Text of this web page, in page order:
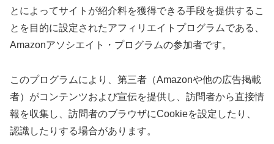
とによってサイトが紹介料を獲得できる手段を提供するこ
とを目的に設定されたアフィリエイトプログラムである、
Amazonアソシエイト・プログラムの参加者です。
このプログラムにより、第三者（Amazonや他の広告掲載
者）がコンテンツおよび宣伝を提供し、訪問者から直接情
報を収集し、訪問者のブラウザにCookieを設定したり、
認識したりする場合があります。